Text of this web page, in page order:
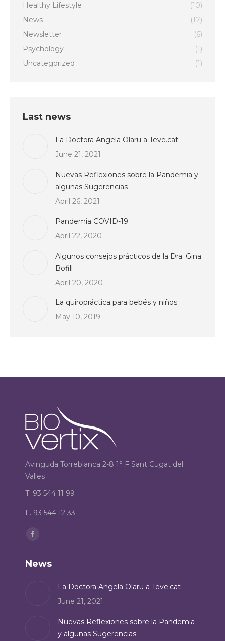
Healthy Lifestyle
(10)
News
(17)
Newsletter
(6)
Psychology
(1)
Uncategorized
(1)
Last news
La Doctora Angela Olaru a Teve.cat
June 21, 2021
Nuevas Reflexiones sobre la Pandemia y
algunas Sugerencias
April 26, 2021
Pandemia COVID-19
April 22, 2020
Algunos consejos prácticos de la Dra. Gina
Bofill
April 20, 2020
La quiropráctica para bebés y niños
May 10, 2019
Avinguda Torreblanca 2-8 1° F Sant Cugat del
Valles
T. 93 544 11 99
F. 93 544 12 33
Find us on:
opens
window
News
La Doctora Angela Olaru a Teve.cat
June 21, 2021
Nuevas Reflexiones sobre la Pandemia
y algunas Sugerencias